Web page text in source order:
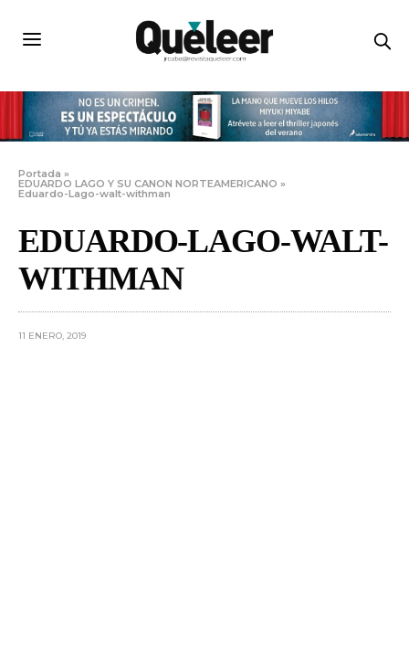
Portada »
EDUARDO LAGO Y SU CANON NORTEAMERICANO »
Eduardo-Lago-walt-withman
EDUARDO-LAGO-WALT-
WITHMAN
11 ENERO, 2019